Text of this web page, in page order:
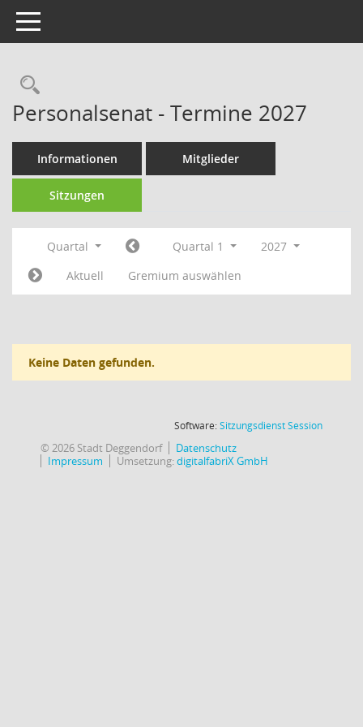
Toggle navigation
Rechercheauswahl
Personalsenat - Termine 2027
Informationen Mitglieder
Sitzungen
Quartal Quartal 1
2027
Aktuell
Gremium auswählen
Keine Daten gefunden.
Software:SitzungsdienstSession(Wird in
© 2026 Stadt Deggendorf
Datenschutz
Impressum
Umsetzung:digitalfabriX GmbH